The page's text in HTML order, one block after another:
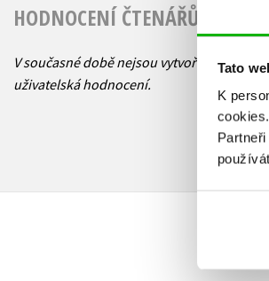
Tato
K
cookies.
HODNOCENÍ ČTENÁŘŮ
V současné době nejsou vytvořena žádná
uživatelská hodnocení.